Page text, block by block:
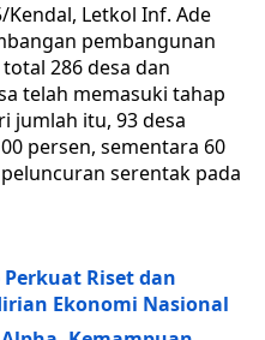
Letkol Inf. Ade
pembangunan
286 desa dan
telah memasuki tahap
jumlah itu, 93 desa
persen, sementara 60
serentak pada
Perkuat Riset dan
Ekonomi Nasional